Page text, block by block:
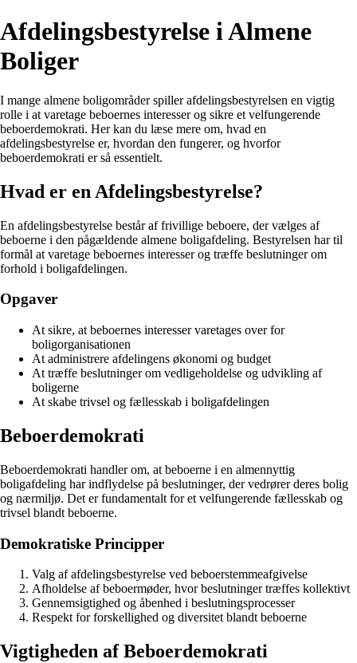
Afdelingsbestyrelse i Almene
Boliger
I mange almene boligområder spiller afdelingsbestyrelsen en vigtig
rolle i at varetage beboernes interesser og sikre et velfungerende
beboerdemokrati. Her kan du læse mere om, hvad en
afdelingsbestyrelse er, hvordan den fungerer, og hvorfor
beboerdemokrati er så essentielt.
Hvad er en Afdelingsbestyrelse?
En afdelingsbestyrelse består af frivillige beboere, der vælges af
beboerne i den pågældende almene boligafdeling. Bestyrelsen har til
formål at varetage beboernes interesser og træffe beslutninger om
forhold i boligafdelingen.
Opgaver
At sikre, at beboernes interesser varetages over for
boligorganisationen
At administrere afdelingens økonomi og budget
At træffe beslutninger om vedligeholdelse og udvikling af
boligerne
At skabe trivsel og fællesskab i boligafdelingen
Beboerdemokrati
Beboerdemokrati handler om, at beboerne i en almennyttig
boligafdeling har indflydelse på beslutninger, der vedrører deres bolig
og nærmiljø. Det er fundamentalt for et velfungerende fællesskab og
trivsel blandt beboerne.
Demokratiske Principper
Valg af afdelingsbestyrelse ved beboerstemmeafgivelse
Afholdelse af beboermøder, hvor beslutninger træffes kollektivt
Gennemsigtighed og åbenhed i beslutningsprocesser
Respekt for forskellighed og diversitet blandt beboerne
Vigtigheden af Beboerdemokrati